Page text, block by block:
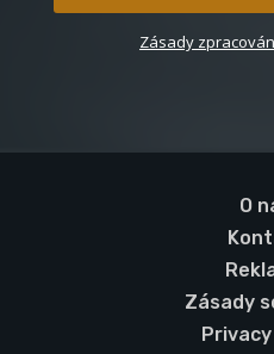
Zásady
O
Zásady